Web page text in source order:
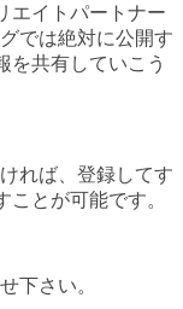
エイトパートナー
では絶対に公開す
を共有していこう
れば、登録してす
とが可能です。
下さい。